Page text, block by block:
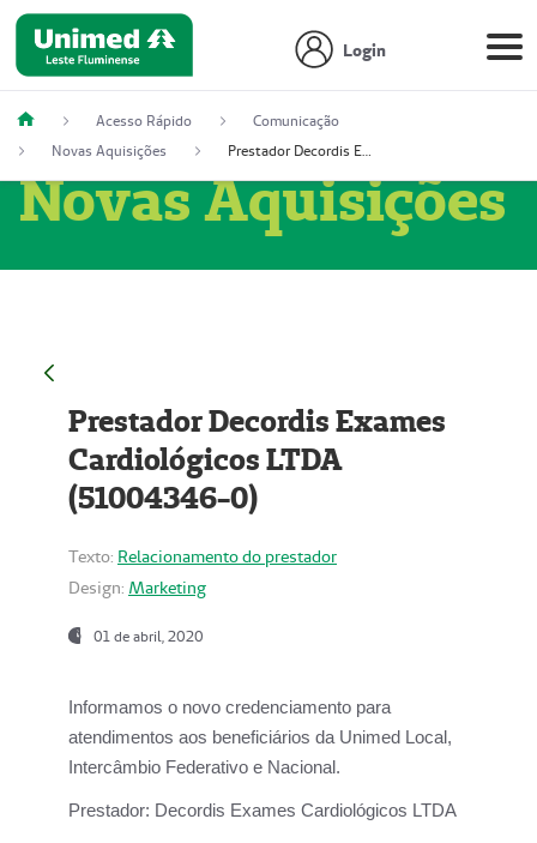
Login
Acesso Rápido
Comunicação
Novas Aquisições
Prestador Decordis Exames Cardiológicos LTDA (51004346-0)
Novas Aquisições
Prestador Decordis Exames
Cardiológicos LTDA
(51004346-0)
Texto: Relacionamento do prestador
Design: Marketing
01 de abril, 2020
Informamos o novo credenciamento para
atendimentos aos beneficiários da Unimed Local,
Intercâmbio Federativo e Nacional.
Prestador: Decordis Exames Cardiológicos LTDA